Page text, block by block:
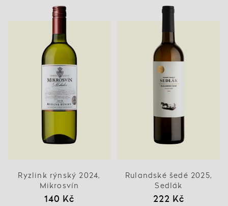
Ryzlink rýnský 2024,
Mikrosvín
140 Kč
Rulandské šedé 2025,
Sedlák
222 Kč